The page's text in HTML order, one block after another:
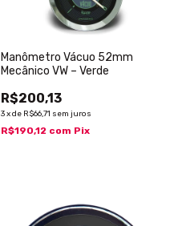
Manômetro Vácuo 52mm
Mecânico VW – Verde
R$200,13
3xde R$66,71 sem juros
R$190,12 com Pix